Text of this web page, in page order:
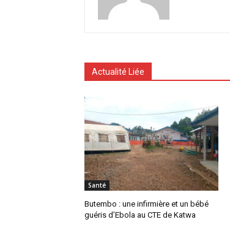
Actualité Liée
Santé
Butembo : une infirmière et un bébé
guéris d’Ebola au CTE de Katwa